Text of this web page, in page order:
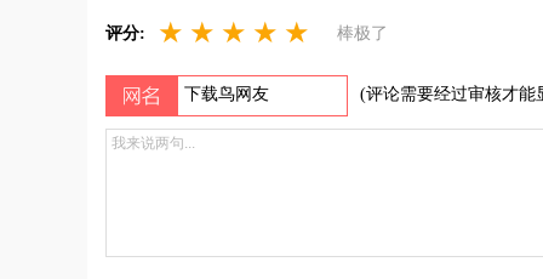
评分: ★ ★ ★ ★ ★ 棒极了
(评论需要经过审核才能